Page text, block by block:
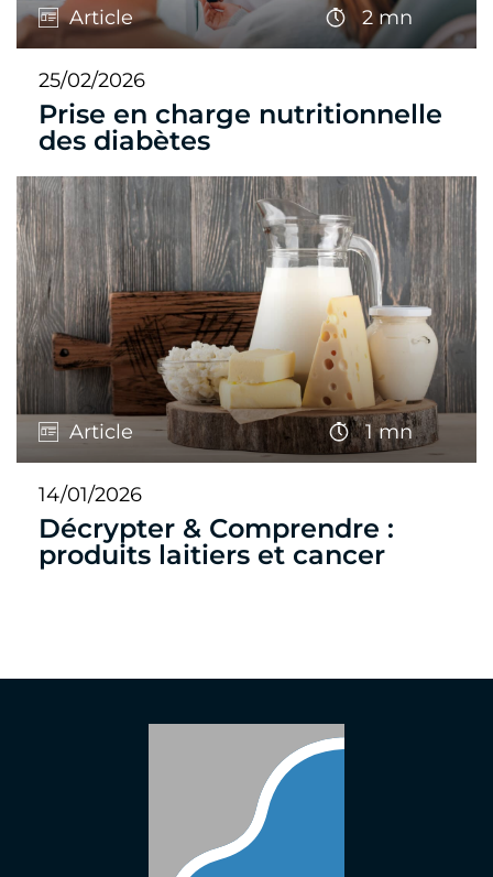
Article 2 mn
25/02/2026
Prise en charge nutritionnelle
des diabètes
Article 1 mn
14/01/2026
Décrypter & Comprendre :
produits laitiers et cancer